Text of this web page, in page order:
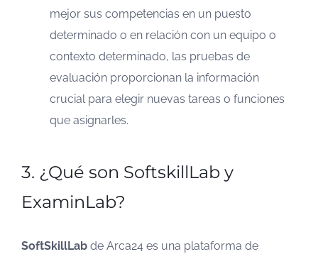
mejor sus competencias en un puesto
determinado o en relación con un equipo o
contexto determinado, las pruebas de
evaluación proporcionan la información
crucial para elegir nuevas tareas o funciones
que asignarles.
3. ¿Qué son SoftskillLab y
ExaminLab?
SoftSkillLabde Arca24 es una plataforma de